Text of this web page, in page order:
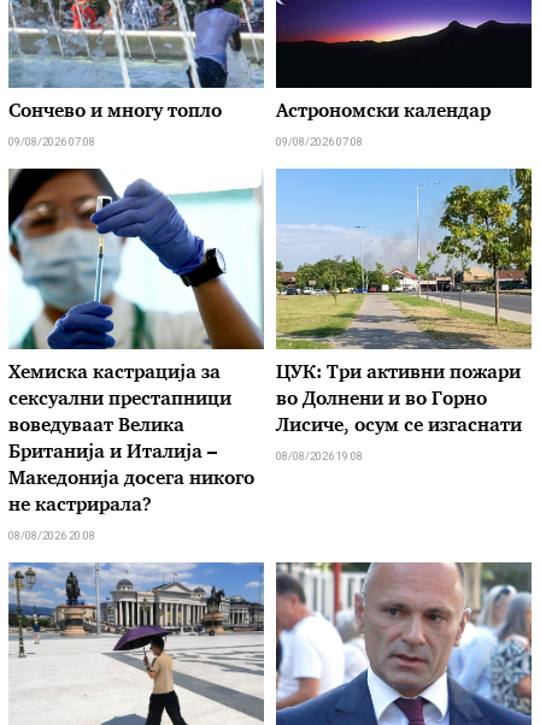
Сончево и многу топло
09/08/2026 07:08
Астрономски календар
09/08/2026 07:08
Хемиска кастрација за
сексуални престапници
воведуваат Велика
Британија и Италија –
Македонија досега никого
не кастрирала?
08/08/2026 20:08
ЦУК: Три активни пожари
во Долнени и во Горно
Лисиче, осум се изгаснати
08/08/2026 19:08